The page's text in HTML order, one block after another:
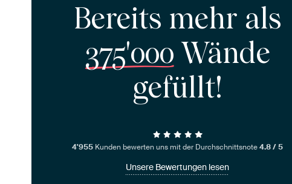
Bereits mehr als
375'000 Wände
gefüllt!
4'955 Kunden bewerten uns mit der Durchschnittsnote4.8 / 5
Unsere Bewertungen lesen